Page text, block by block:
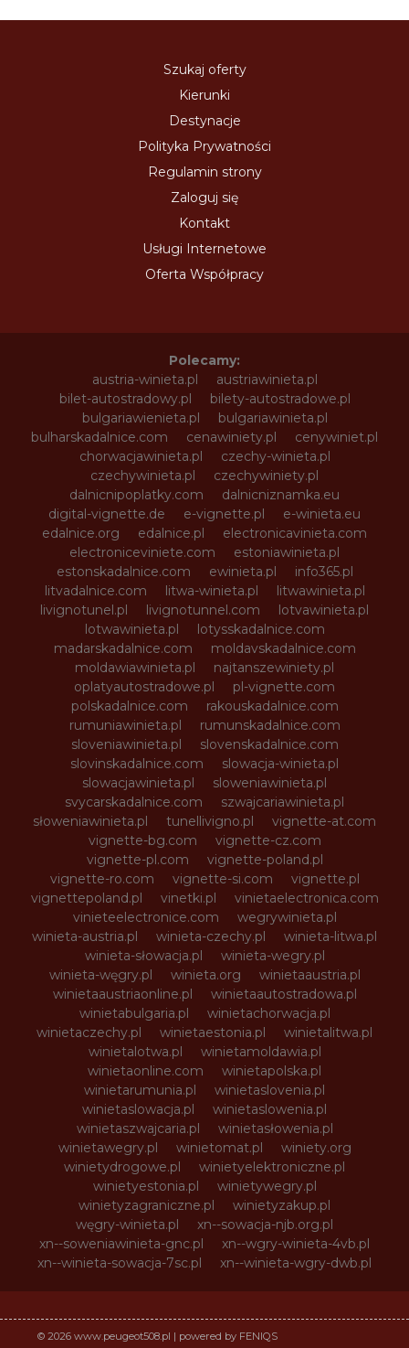
Szukaj oferty
Kierunki
Destynacje
Polityka Prywatności
Regulamin strony
Zaloguj się
Kontakt
Usługi Internetowe
Oferta Współpracy
Polecamy:
austria-winieta.pl
austriawinieta.pl
bilet-autostradowy.pl
bilety-autostradowe.pl
bulgariawienieta.pl
bulgariawinieta.pl
bulharskadalnice.com
cenawiniety.pl
cenywiniet.pl
chorwacjawinieta.pl
czechy-winieta.pl
czechywinieta.pl
czechywiniety.pl
dalnicnipoplatky.com
dalnicniznamka.eu
digital-vignette.de
e-vignette.pl
e-winieta.eu
edalnice.org
edalnice.pl
electronicavinieta.com
electroniceviniete.com
estoniawinieta.pl
estonskadalnice.com
ewinieta.pl
info365.pl
litvadalnice.com
litwa-winieta.pl
litwawinieta.pl
livignotunel.pl
livignotunnel.com
lotvawinieta.pl
lotwawinieta.pl
lotysskadalnice.com
madarskadalnice.com
moldavskadalnice.com
moldawiawinieta.pl
najtanszewiniety.pl
oplatyautostradowe.pl
pl-vignette.com
polskadalnice.com
rakouskadalnice.com
rumuniawinieta.pl
rumunskadalnice.com
sloveniawinieta.pl
slovenskadalnice.com
slovinskadalnice.com
slowacja-winieta.pl
slowacjawinieta.pl
sloweniawinieta.pl
svycarskadalnice.com
szwajcariawinieta.pl
słoweniawinieta.pl
tunellivigno.pl
vignette-at.com
vignette-bg.com
vignette-cz.com
vignette-pl.com
vignette-poland.pl
vignette-ro.com
vignette-si.com
vignette.pl
vignettepoland.pl
vinetki.pl
vinietaelectronica.com
vinieteelectronice.com
wegrywinieta.pl
winieta-austria.pl
winieta-czechy.pl
winieta-litwa.pl
winieta-słowacja.pl
winieta-wegry.pl
winieta-węgry.pl
winieta.org
winietaaustria.pl
winietaaustriaonline.pl
winietaautostradowa.pl
winietabulgaria.pl
winietachorwacja.pl
winietaczechy.pl
winietaestonia.pl
winietalitwa.pl
winietalotwa.pl
winietamoldawia.pl
winietaonline.com
winietapolska.pl
winietarumunia.pl
winietaslovenia.pl
winietaslowacja.pl
winietaslowenia.pl
winietaszwajcaria.pl
winietasłowenia.pl
winietawegry.pl
winietomat.pl
winiety.org
winietydrogowe.pl
winietyelektroniczne.pl
winietyestonia.pl
winietywegry.pl
winietyzagraniczne.pl
winietyzakup.pl
węgry-winieta.pl
xn--sowacja-njb.org.pl
xn--soweniawinieta-gnc.pl
xn--wgry-winieta-4vb.pl
xn--winieta-sowacja-7sc.pl
xn--winieta-wgry-dwb.pl
© 2026 www.peugeot508.pl | powered by FENIQS